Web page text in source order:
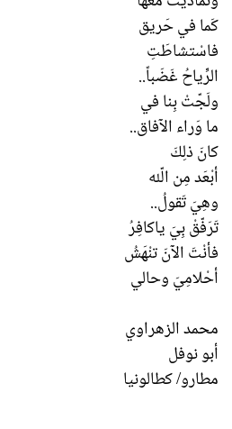
كَما في حَريق
فاسْتشاطَتِ
الرِّياحُ غَضَباً..
ولَجّتْ بِنا في
ما وَراء الآفاق..
كانَ ذلِكَ
أبْعَد مِن الّله
وهِيَ تَقولُ..
تَرَفّقْ بِيَ ياكافِرُ
فأنْتَ الآنَ تنْهَشُ
أحْلامِيَ وحالي
محمد الزهراوي
أبو نوفل
مطارو/ كطالونيا